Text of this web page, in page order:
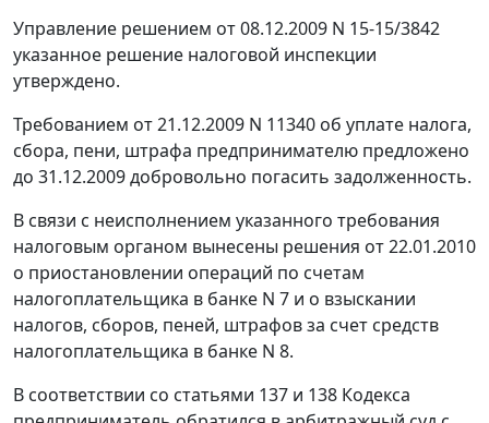
Управление решением от 08.12.2009 N 15-15/3842
указанное решение налоговой инспекции
утверждено.
Требованием от 21.12.2009 N 11340 об уплате налога,
сбора, пени, штрафа предпринимателю предложено
до 31.12.2009 добровольно погасить задолженность.
В связи с неисполнением указанного требования
налоговым органом вынесены решения от 22.01.2010
о приостановлении операций по счетам
налогоплательщика в банке N 7 и о взыскании
налогов, сборов, пеней, штрафов за счет средств
налогоплательщика в банке N 8.
В соответствии со статьями 137 и 138 Кодекса